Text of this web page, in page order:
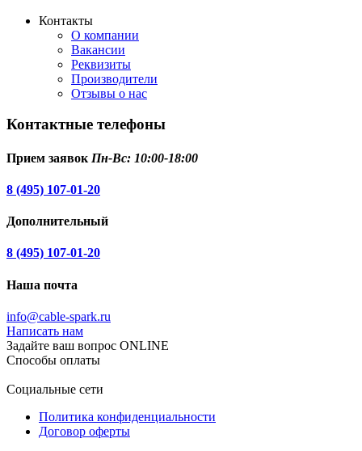
Контакты
О компании
Вакансии
Реквизиты
Производители
Отзывы о нас
Контактные телефоны
Прием заявок Пн-Вс: 10:00-18:00
8 (495) 107-01-20
Дополнительный
8 (495) 107-01-20
Наша почта
info@cable-spark.ru
Написать нам
Задайте ваш вопрос ONLINE
Способы оплаты
Социальные сети
Политика конфиденциальности
Договор оферты